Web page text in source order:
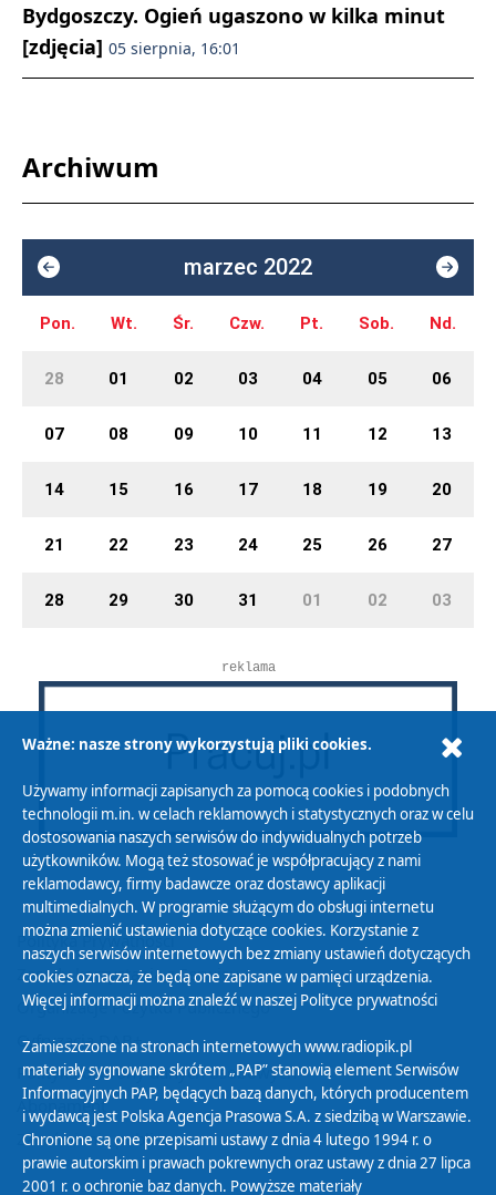
Bydgoszczy. Ogień ugaszono w kilka minut
[zdjęcia] 05 sierpnia, 16:01
Archiwum
marzec 2022
Pon. Wt. Śr. Czw. Pt. Sob. Nd.
28 01 02 03 04 05 06
07 08 09 10 11 12 13
14 15 16 17 18 19 20
21 22 23 24 25 26 27
28 29 30 31 01 02 03
reklama
Polityka Prywatności
Zasady korzystania z Serwisu
Organizacje Pożytku Publicznego
Cyfryzacja DAB+
Polityka ochrony danych osobowych
Abonament
Zamówienia publiczne
Ważne: nasze strony wykorzystują pliki cookies.
Używamy informacji zapisanych za pomocą cookies i podobnych
technologii m.in. w celach reklamowych i statystycznych oraz w celu
dostosowania naszych serwisów do indywidualnych potrzeb
użytkowników. Mogą też stosować je współpracujący z nami
reklamodawcy, firmy badawcze oraz dostawcy aplikacji
multimedialnych. W programie służącym do obsługi internetu
można zmienić ustawienia dotyczące cookies. Korzystanie z
naszych serwisów internetowych bez zmiany ustawień dotyczących
cookies oznacza, że będą one zapisane w pamięci urządzenia.
Więcej informacji można znaleźć w naszej Polityce prywatności
Zamieszczone na stronach internetowych www.radiopik.pl
materiały sygnowane skrótem „PAP” stanowią element Serwisów
Informacyjnych PAP, będących bazą danych, których producentem
i wydawcą jest Polska Agencja Prasowa S.A. z siedzibą w Warszawie.
Chronione są one przepisami ustawy z dnia 4 lutego 1994 r. o
prawie autorskim i prawach pokrewnych oraz ustawy z dnia 27 lipca
2001 r. o ochronie baz danych. Powyższe materiały